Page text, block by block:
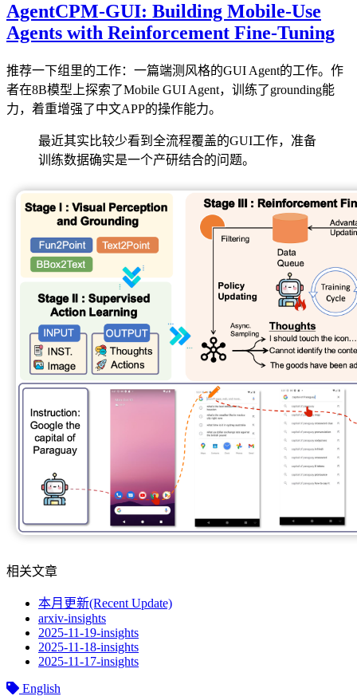
AgentCPM-GUI: Building Mobile-Use
Agents with Reinforcement Fine-Tuning
推荐一下组里的工作：一篇端测风格的GUI Agent的工作。作
者在8B模型上探索了Mobile GUI Agent，训练了grounding能
力，着重增强了中文APP的操作能力。
最近其实比较少看到全流程覆盖的GUI工作，准备
训练数据确实是一个产研结合的问题。
相关文章
本月更新(Recent Update)
arxiv-insights
2025-11-19-insights
2025-11-18-insights
2025-11-17-insights
English